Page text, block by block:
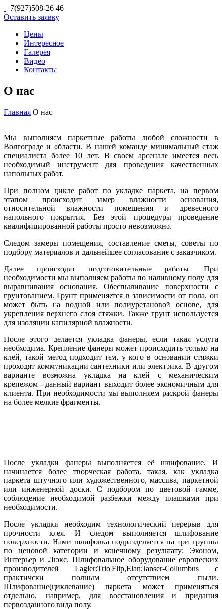
+7(927)508-26-46
Оставить заявку
Цены
Интересное
Галерея
Видео
Контакты
О нас
Главная О нас
Мы выполняем паркетные работы любой сложности в
Волгограде и области. В нашей команде минимальный стаж
специалиста более 10 лет. В своем арсенале имеется весь
необходимый инструмент для проведения качественных
напольных работ.
При полном цикле работ по укладке паркета, на первом
этапом происходит замер влажности основания,
относительной влажности помещения и древесного
напольного покрытия. Без этой процедуры проведение
квалифицированной работы просто невозможно.
Следом замеры помещения, составление сметы, советы по
подбору материалов и дальнейшее согласование с заказчиком.
Далее происходят подготовительные работы. При
необходимости мы выполняем работы по наливному полу для
выравнивания основания. Обеспыливание поверхности с
грунтованием. Грунт применяется в зависимости от пола, он
может быть на водной или полиуретановой основе, для
укрепления верхнего слоя стяжки. Также грунт используется
для изоляции капилярной влажности.
После этого делается укладка фанеры, если такая услуга
необходима. Крепление фанеры может происходить только на
клей, такой метод подходит тем, у кого в основании стяжки
проходят коммуникации сантехники или электрика. В другом
варианте возможна укладка на клей с механическим
крепежом - данный вариант выходит более экономичным для
клиента. При необходимости мы выполняем раскрой фанеры
на более мелкие фрагменты.
После укладки фанеры выполняется её шлифование. И
начинается более творческая работа, такая, как укладка
паркета штучного или художественного, массива, паркетной
или инженерной доски. С подбором по цветовой гамме,
соблюдение необходимой разбежки между плашками при
необходимости.
После укладки необходим технологический перерыв для
прочности клея. И следом выполняется шлифование
поверхности. Нами шлифовка подразделяется на три группы
по ценовой категории и конечному результату: Эконом,
Интерьер и Люкс. Шлифовальное оборудование европеских
производителей Lagler:Trio,Flip,Elan;Janser-Collumbus с
практичски полным отсутствием пыли.
Шлифование(циклевание) паркета может применяться
отдельно, например, для восстановления и придания
первозданного вида полу.